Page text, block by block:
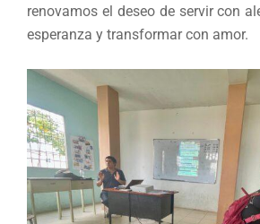
renovamos el deseo de servir con
esperanza y transformar con amor.